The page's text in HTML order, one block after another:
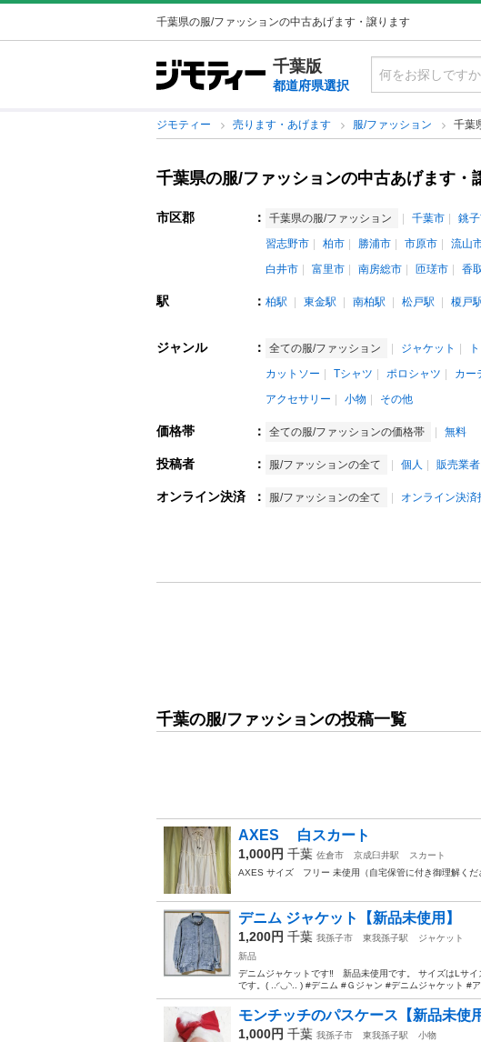
千葉県の服/ファッションの中古あげます・譲ります
千葉版
都道府県選択
ジモティー 売ります・あげます 服/ファッション 千葉
千葉県の服/ファッションの中古あげます・
市区郡 ： 千葉県の服/ファッション 千葉市 銚
習志野市
柏市 勝浦市 市原市 流山
白井市
富里市 南房総市 匝瑳市 香
駅 ： 柏駅 東金駅 南柏駅 松戸駅 榎戸
ジャンル ： 全ての服/ファッション ジャケット
カットソー
Tシャツ ポロシャツ カー
アクセサリー
小物 その他
価格帯 ： 全ての服/ファッションの価格帯 無料
投稿者 ： 服/ファッションの全て 個人 販売業者
オンライン決済 ： 服/ファッションの全て オンライン決済
千葉の服/ファッションの投稿一覧
AXES 白スカート
1,000円 千葉 佐倉市 京成臼井駅
スカート
AXES サイズ フリー 未使用（自宅保管に付き御理解くだ
デニム ジャケット【新品未使用】
1,200円 千葉 我孫子市 東我孫子駅
ジャケット
新品
デニムジャケットです‼️ 新品未使用です。 サイズはLサ
です。( ..◜◡◝.. ) #デニム #Ｇジャン #デニムジャケット #ア
モンチッチのパスケース【新品未使用
1,000円 千葉 我孫子市 東我孫子駅
小物